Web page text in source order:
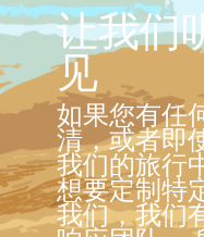
让我们
见
如果您有任
清，或者即
我们的旅行
想要定制特
我们，我们